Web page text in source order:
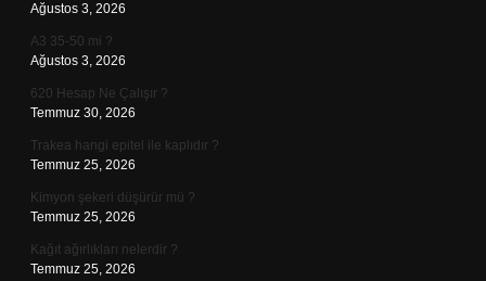
Ağustos 3, 2026
A3 35-50 mi ?
Ağustos 3, 2026
620 Hesap Ne Çalışır ?
Temmuz 30, 2026
Trakea hangi epitel ile kaplıdır ?
Temmuz 25, 2026
Kimyon şekeri düşürür mü ?
Temmuz 25, 2026
Kağıt ağırlıkları nelerdir ?
Temmuz 25, 2026